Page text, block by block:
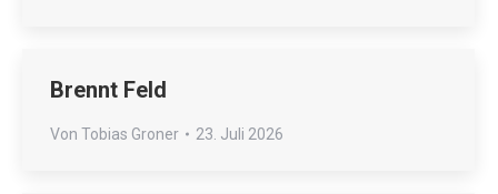
Brennt Feld
Von Tobias Groner 23. Juli 2026